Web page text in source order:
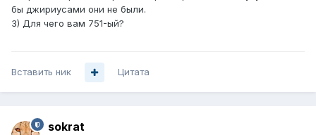
бы джириусами они не были.
3) Для чего вам 751-ый?
Вставить ник Цитата
sokrat